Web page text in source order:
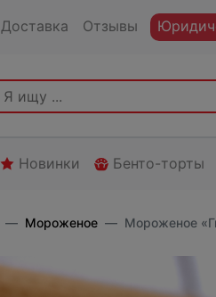
Доставка Отзывы
Новинки Бенто-торты
Мороженое Мороженое